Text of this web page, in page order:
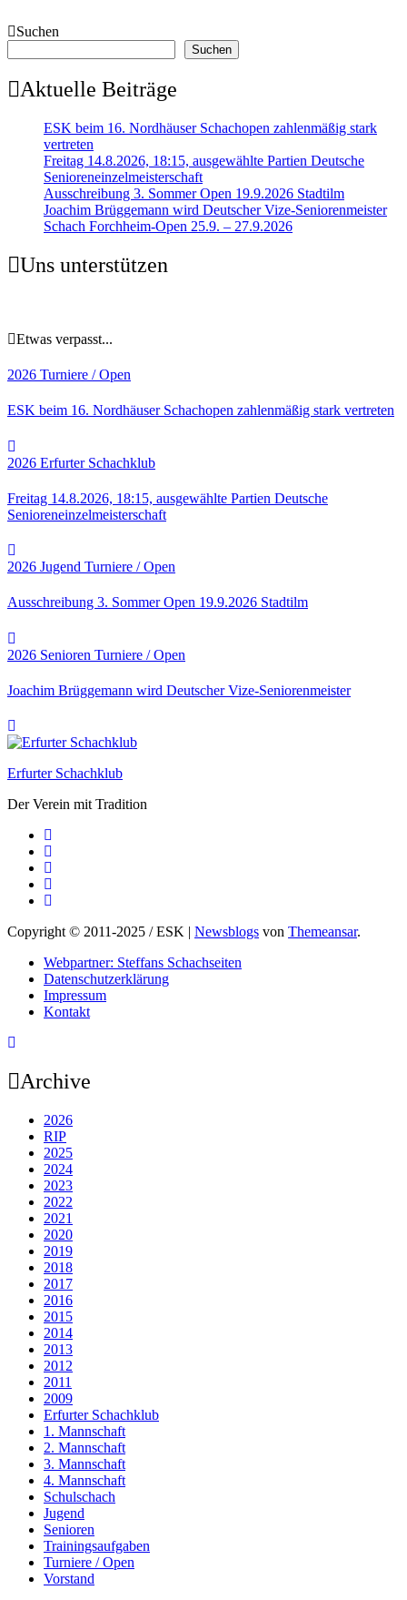
Suchen
Suchen
Aktuelle Beiträge
ESK beim 16. Nordhäuser Schachopen zahlenmäßig stark
vertreten
Freitag 14.8.2026, 18:15, ausgewählte Partien Deutsche
Senioreneinzelmeisterschaft
Ausschreibung 3. Sommer Open 19.9.2026 Stadtilm
Joachim Brüggemann wird Deutscher Vize-Seniorenmeister
Schach Forchheim-Open 25.9. – 27.9.2026
Uns unterstützen
Etwas verpasst...
2026 Turniere / Open
ESK beim 16. Nordhäuser Schachopen zahlenmäßig stark vertreten
2026 Erfurter Schachklub
Freitag 14.8.2026, 18:15, ausgewählte Partien Deutsche
Senioreneinzelmeisterschaft
2026 Jugend Turniere / Open
Ausschreibung 3. Sommer Open 19.9.2026 Stadtilm
2026 Senioren Turniere / Open
Joachim Brüggemann wird Deutscher Vize-Seniorenmeister
Erfurter Schachklub
Der Verein mit Tradition
Copyright © 2011-2025 / ESK | Newsblogs von Themeansar.
Webpartner: Steffans Schachseiten
Datenschutzerklärung
Impressum
Kontakt
Archive
2026
RIP
2025
2024
2023
2022
2021
2020
2019
2018
2017
2016
2015
2014
2013
2012
2011
2009
Erfurter Schachklub
1. Mannschaft
2. Mannschaft
3. Mannschaft
4. Mannschaft
Schulschach
Jugend
Senioren
Trainingsaufgaben
Turniere / Open
Vorstand